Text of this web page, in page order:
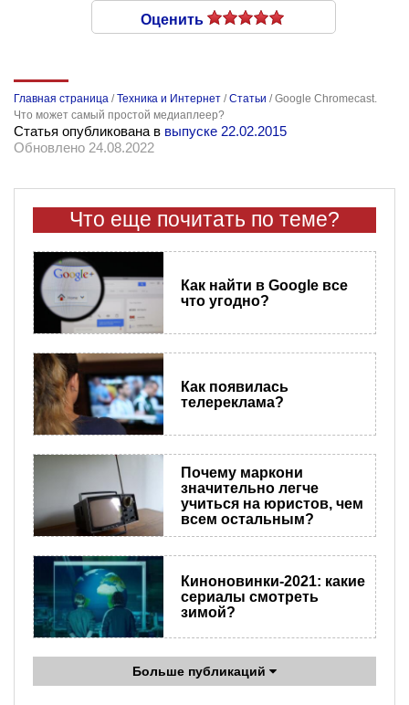
Оценить
Главная страница /Техника и Интернет /Статьи /Google Chromecast.
Что может самый простой медиаплеер?
Статья опубликована в выпуске 22.02.2015
Обновлено 24.08.2022
Что еще почитать по теме?
Как найти в Google все
что угодно?
Как появилась
телереклама?
Почему маркони
значительно легче
учиться на юристов, чем
всем остальным?
Киноновинки-2021: какие
сериалы смотреть
зимой?
Больше публикаций